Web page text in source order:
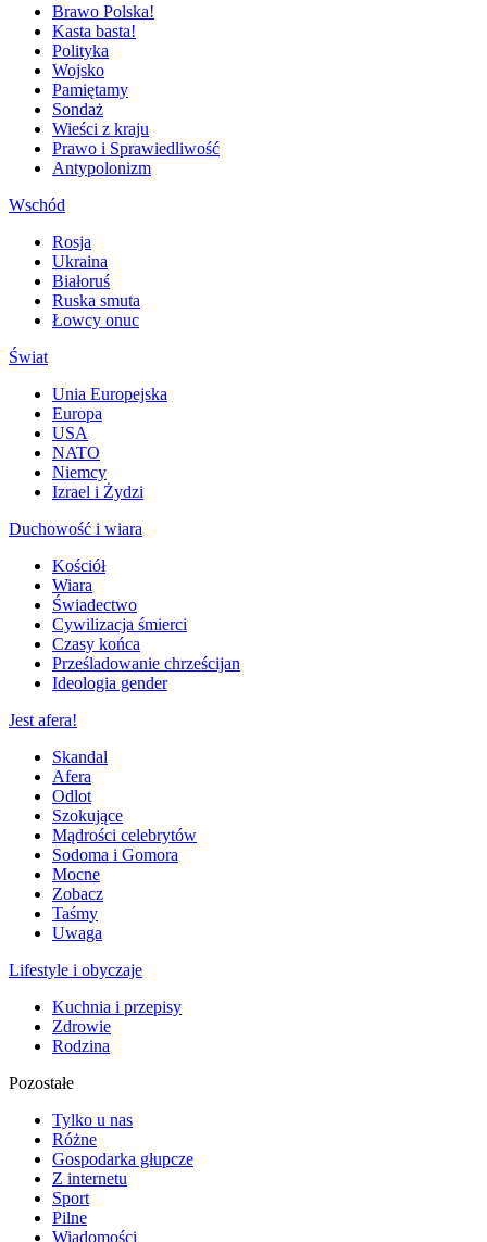
Brawo Polska!
Kasta basta!
Polityka
Wojsko
Pamiętamy
Sondaż
Wieści z kraju
Prawo i Sprawiedliwość
Antypolonizm
Wschód
Rosja
Ukraina
Białoruś
Ruska smuta
Łowcy onuc
Świat
Unia Europejska
Europa
USA
NATO
Niemcy
Izrael i Żydzi
Duchowość i wiara
Kościół
Wiara
Świadectwo
Cywilizacja śmierci
Czasy końca
Prześladowanie chrześcijan
Ideologia gender
Jest afera!
Skandal
Afera
Odlot
Szokujące
Mądrości celebrytów
Sodoma i Gomora
Mocne
Zobacz
Taśmy
Uwaga
Lifestyle i obyczaje
Kuchnia i przepisy
Zdrowie
Rodzina
Pozostałe
Tylko u nas
Różne
Gospodarka głupcze
Z internetu
Sport
Pilne
Wiadomości